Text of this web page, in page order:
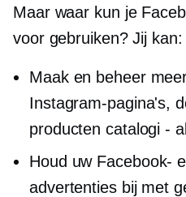
Maar waar kun je
voor gebruiken? Jij kan:
Maak en beheer
Instagram-pagina's,
productencatalogi -
Houd uw Facebook-
advertenties bij met